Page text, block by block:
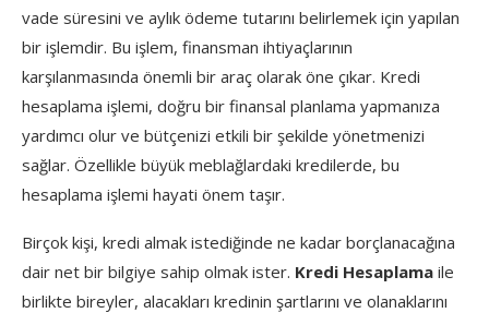
vade süresini ve aylık ödeme tutarını belirlemek için yapılan
bir işlemdir. Bu işlem, finansman ihtiyaçlarının
karşılanmasında önemli bir araç olarak öne çıkar. Kredi
hesaplama işlemi, doğru bir finansal planlama yapmanıza
yardımcı olur ve bütçenizi etkili bir şekilde yönetmenizi
sağlar. Özellikle büyük meblağlardaki kredilerde, bu
hesaplama işlemi hayati önem taşır.
Birçok kişi, kredi almak istediğinde ne kadar borçlanacağına
dair net bir bilgiye sahip olmak ister. Kredi Hesaplama ile
birlikte bireyler, alacakları kredinin şartlarını ve olanaklarını